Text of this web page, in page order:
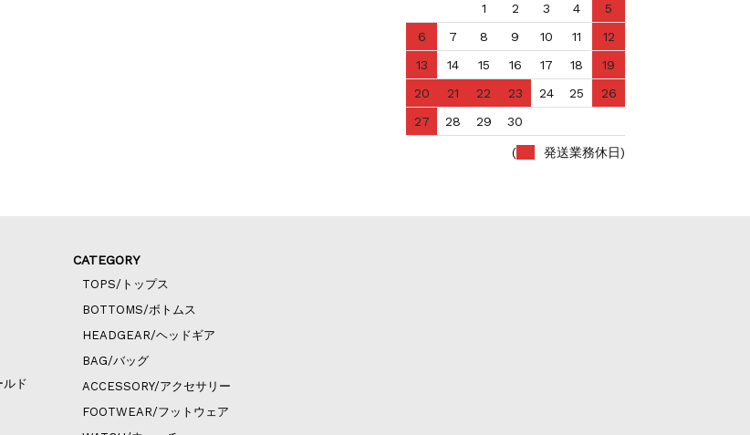
1 2 3 4
5
6
7 8 9 10 11
12
13
14 15 16 17 18
19
20
21 22 23 24 25
26
27
28 29 30
( 発送業務休日)
ド
CATEGORY
TOPS/トップス
BOTTOMS/ボトムス
HEADGEAR/ヘッドギア
BAG/バッグ
ACCESSORY/アクセサリー
FOOTWEAR/フットウェア